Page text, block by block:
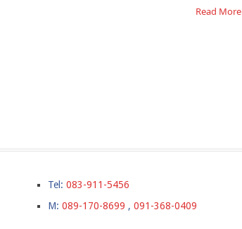
Read More
Tel: 083-911-5456
M: 089-170-8699 , 091-368-0409